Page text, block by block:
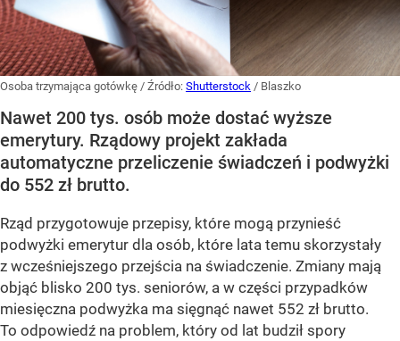
Osoba trzymająca gotówkę / Źródło: Shutterstock / Blaszko
Nawet 200 tys. osób może dostać wyższe
emerytury. Rządowy projekt zakłada
automatyczne przeliczenie świadczeń i podwyżki
do 552 zł brutto.
Rząd przygotowuje przepisy, które mogą przynieść
podwyżki emerytur dla osób, które lata temu skorzystały
z wcześniejszego przejścia na świadczenie. Zmiany mają
objąć blisko 200 tys. seniorów, a w części przypadków
miesięczna podwyżka ma sięgnąć nawet 552 zł brutto.
To odpowiedź na problem, który od lat budził spory